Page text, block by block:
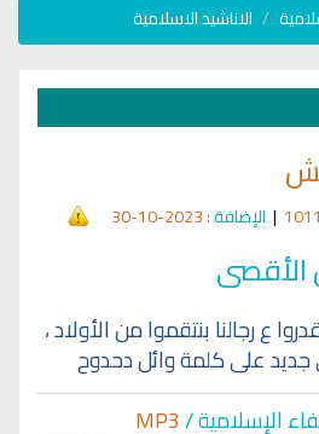
الاناشيد الاسلامية
| الإضافة: 2023-10-30
الأقصى
ع رجالنا بنتقموا من الأولاد ،
على كلمة وائل دحدوح
الإسلامية /MP3